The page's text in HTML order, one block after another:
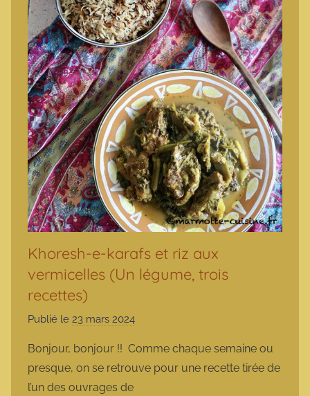
Khoresh-e-karafs et riz aux
vermicelles (Un légume, trois
recettes)
Publié le 23 mars 2024
r
m
Bonjour, bonjour !! Comme chaque semaine ou
presque, on se retrouve pour une recette tirée de
l’un des ouvrages de